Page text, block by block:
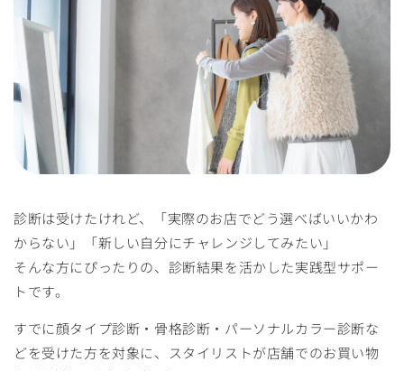
診断は受けたけれど、「実際のお店でどう選べばいいかわ
からない」「新しい自分にチャレンジしてみたい」
そんな方にぴったりの、診断結果を活かした実践型サポー
トです。
すでに顔タイプ診断・骨格診断・パーソナルカラー診断な
どを受けた方を対象に、スタイリストが店舗でのお買い物